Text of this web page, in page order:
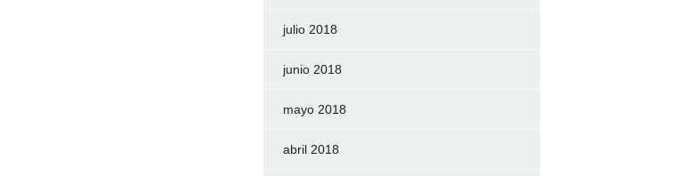
julio 2018
junio 2018
mayo 2018
abril 2018